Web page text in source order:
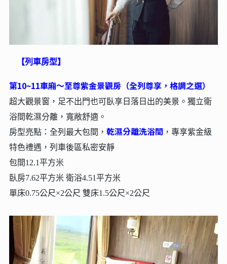
【列車房型】
第10~11車廂～至尊紫金景觀房（全列尊享，格調之選）
超大觀景窗，足不出門也可臥享日落日出的美景。獨立衛
浴間乾濕分離，寬敞舒適。
房型亮點：全列最大包間， 乾濕分離洗浴間 ，專享紫金級
特色禮遇，列車後區私密安靜
包間12.1平方米
臥房7.62平方米 衛浴4.51平方米
單床0.75公尺×2公尺 雙床1.5公尺×2公尺